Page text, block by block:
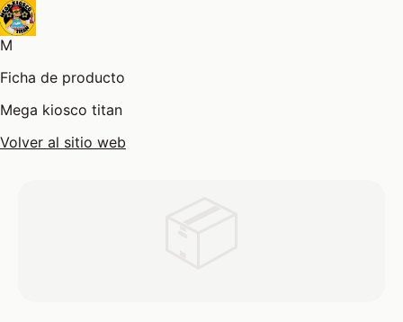
M
Ficha de producto
Mega kiosco titan
Volver al sitio web